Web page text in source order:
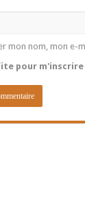
mon nom, mon e-
pour